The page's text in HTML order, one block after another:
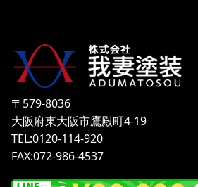
〒579-8036
大阪府東大阪市鷹殿町4-19
TEL:0120-114-920
FAX:072-986-4537